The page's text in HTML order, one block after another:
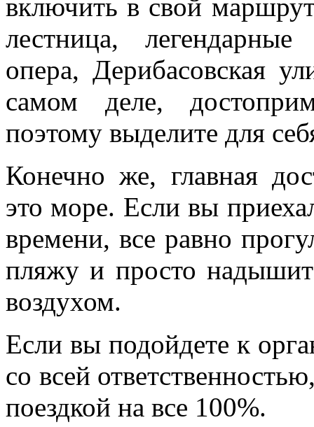
включить в свой
лестница,
опера, Дерибасовская
самом деле,
поэтому выделите для
Конечно же, главная
это море. Если вы
времени, все равно
пляжу и просто
воздухом.
Если вы подойдете к
со всей
поездкой на все 100%.